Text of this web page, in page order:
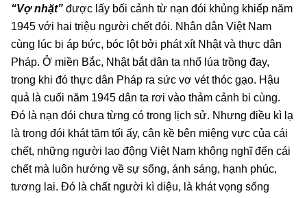
“Vợ nhặt” được lấy bối cảnh từ nạn đói khủng khiếp năm
1945 với hai triệu người chết đói. Nhân dân Việt Nam
cùng lúc bị áp bức, bóc lột bởi phát xít Nhật và thực dân
Pháp. Ở miền Bắc, Nhật bắt dân ta nhổ lúa trồng đay,
trong khi đó thực dân Pháp ra sức vơ vét thóc gạo. Hậu
quả là cuối năm 1945 dân ta rơi vào thảm cảnh bi cùng.
Đó là nạn đói chưa từng có trong lịch sử. Nhưng điều kì lạ
là trong đói khát tăm tối ấy, cận kề bên miệng vực của cái
chết, những người lao động Việt Nam không nghĩ đến cái
chết mà luôn hướng về sự sống, ánh sáng, hạnh phúc,
tương lai. Đó là chất người kì diệu, là khát vọng sống